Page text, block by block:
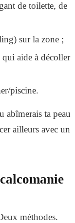
de toilette, de
sur la zone ;
aide à décoller
piscine.
abîmerais ta peau
ailleurs avec un
méthodes.